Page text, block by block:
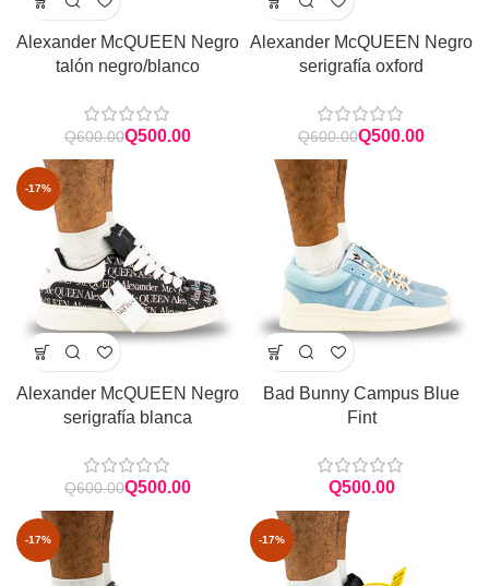
Alexander McQUEEN Negro
talón negro/blanco
Q600.00Q500.00
Alexander McQUEEN Negro
serigrafía oxford
Q600.00Q500.00
-17%
Alexander McQUEEN Negro
serigrafía blanca
Q600.00Q500.00
Bad Bunny Campus Blue
Fint
Q
-17% -17%